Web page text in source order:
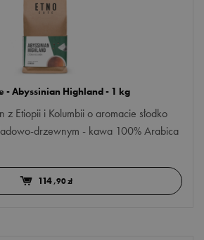
min. 4/5
3/5
- Abyssinian Highland - 1 kg
z Etiopii i Kolumbii o aromacie słodko
drzewnym - kawa 100% Arabica
114,90 zł